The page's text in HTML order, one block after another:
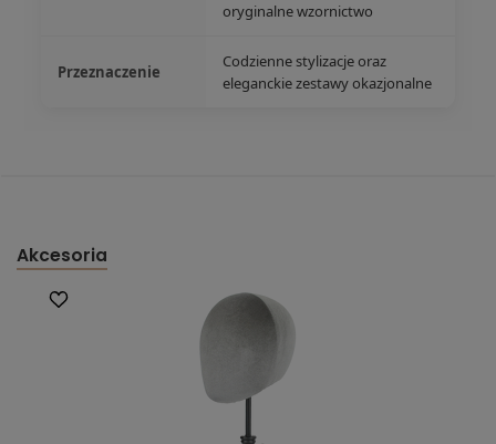
oryginalne wzornictwo
Przeznaczenie
Codzienne stylizacje oraz
eleganckie zestawy okazjonalne
Akcesoria